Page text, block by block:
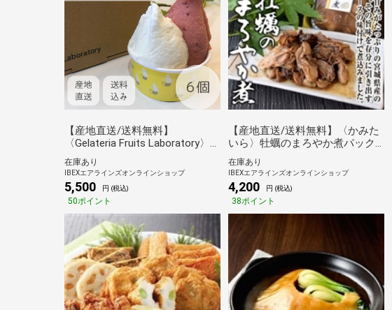
【産地直送/送料無料】
〈Gelateria Fruits Laboratory〉
宮城ジェラートセット
在庫あり
IBEXエアラインズオンラインショップ
5,500 円 (税込)
50ポイント
【産地直送/送料無料】〈かみた
いら〉牡蠣のまろやか煮パック
（130g×３）
在庫あり
IBEXエアラインズオンラインショップ
4,200 円 (税込)
38ポイント